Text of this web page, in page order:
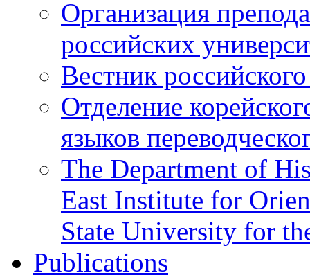
Организация
российских
Вестник
Отделение
языков
The Department of
East Institute for
State University for
Publications